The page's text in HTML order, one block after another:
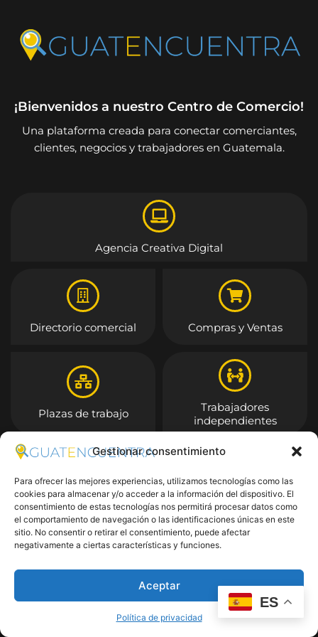
Gestionar consentimiento
Para ofrecer las mejores experiencias, utilizamos tecnologías como las
cookies para almacenar y/o acceder a la información del dispositivo. El
consentimiento de estas tecnologías nos permitirá procesar datos como
el comportamiento de navegación o las identificaciones únicas en este
sitio. No consentir o retirar el consentimiento, puede afectar
negativamente a ciertas características y funciones.
Aceptar
Política de privacidad
¡Bienvenidos a nuestro Centro de Comercio!
Una plataforma creada para conectar comerciantes,
clientes, negocios y trabajadores en Guatemala.
Agencia Creativa Digital
Directorio comercial Compras y Ventas
Plazas de trabajo
Trabajadores
independientes
Entrar
ES